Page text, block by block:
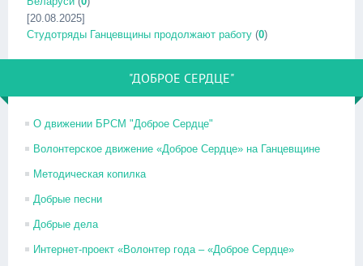
[20.08.2025]
Студотряды Ганцевщины продолжают работу (0)
"ДОБРОЕ СЕРДЦЕ"
О движении БРСМ "Доброе Сердце"
Волонтерское движение «Доброе Сердце» на Ганцевщине
Методическая копилка
Добрые песни
Добрые дела
Интернет-проект «Волонтер года – «Доброе Сердце»